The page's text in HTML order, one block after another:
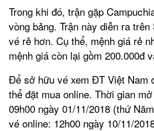
Trong khi đó, trận gặp
vòng bảng. Trận này diễn ra
vé rẻ hơn. Cụ thể, mệnh giá rẻ
mệnh giá còn lại gồm 200.000đ
Để sở hữu vé xem ĐT Việt Nam
thể đặt mua online. Thời gian
09h00 ngày 01/11/2018 (thứ
vé online: 12h00 ngày 10/11/